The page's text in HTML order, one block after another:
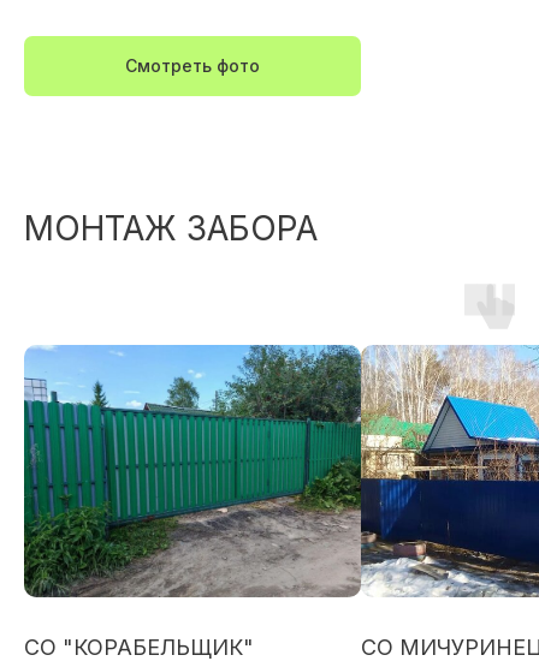
Смотреть фото
МОНТАЖ ЗАБОРА
СО "КОРАБЕЛЬЩИК" СО